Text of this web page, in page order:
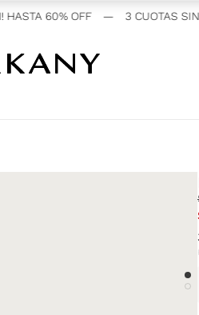
60% OFF — 3 CUOTAS SIN